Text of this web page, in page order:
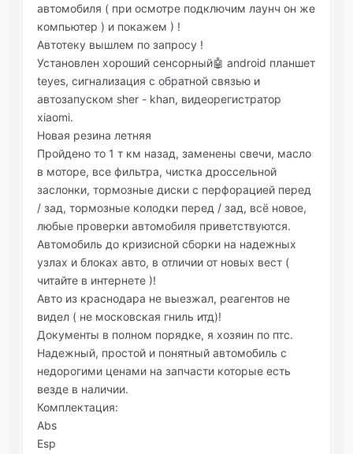
автомобиля ( при осмотре подключим лаунч он же
компьютер ) и покажем ) !
Автотеку вышлем по запросу !
Установлен хороший сенсорный🤖 android планшет
teyes, сигнализация с обратной связью и
автозапуском sher - khan, видеорегистратор
xiaomi.
Новая резина летняя
Пройдено то 1 т км назад, заменены свечи, масло
в моторе, все фильтра, чистка дроссельной
заслонки, тормозные диски с перфорацией перед
/ зад, тормозные колодки перед / зад, всё новое,
любые проверки автомобиля приветствуются.
Автомобиль до кризисной сборки на надежных
узлах и блоках авто, в отличии от новых вест (
читайте в интернете )!
Авто из краснодара не выезжал, реагентов не
видел ( не московская гниль итд)!
Документы в полном порядке, я хозяин по птс.
Надежный, простой и понятный автомобиль с
недорогими ценами на запчасти которые есть
везде в наличии.
Комплектация:
Abs
Esp